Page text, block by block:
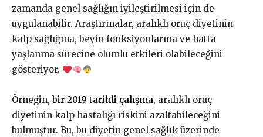
zamanda genel sağlığın iyileştirilmesi için de
uygulanabilir. Araştırmalar, aralıklı oruç diyetinin
kalp sağlığına, beyin fonksiyonlarına ve hatta
yaşlanma sürecine olumlu etkileri olabileceğini
gösteriyor.
Örneğin, bir 2019 tarihli çalışma, aralıklı oruç
diyetinin kalp hastalığı riskini azaltabileceğini
bulmuştur. Bu, bu diyetin genel sağlık üzerinde